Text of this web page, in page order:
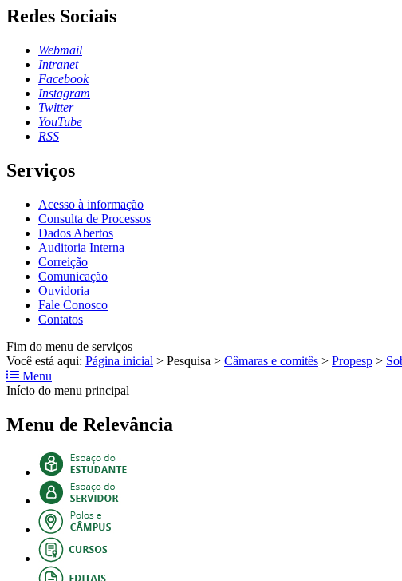
Redes Sociais
Webmail
Intranet
Facebook
Instagram
Twitter
YouTube
RSS
Serviços
Acesso à informação
Consulta de Processos
Dados Abertos
Auditoria Interna
Correição
Comunicação
Ouvidoria
Fale Conosco
Contatos
Fim do menu de serviços
Você está aqui: Página inicial > Pesquisa > Câmaras e comitês > Propesp >
Menu
Início do menu principal
Menu de Relevância